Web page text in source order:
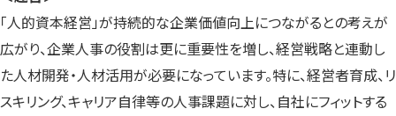
「人的資本経営」が持続的な企業価値向上につながるとの考えが
広がり、企業人事の役割は更に重要性を増し、経営戦略と連動し
た人材開発・人材活用が必要になっています。特に、経営者育成、リ
スキリング、キャリア自律等の人事課題に対し、自社にフィットする